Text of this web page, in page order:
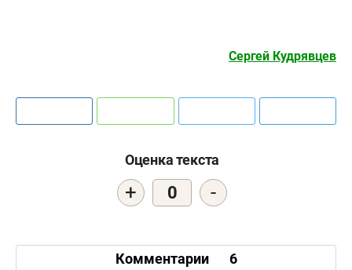
Сергей Кудрявцев
Оценка текста
+ 0 -
Комментарии 6